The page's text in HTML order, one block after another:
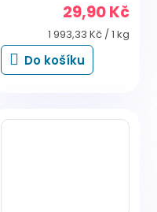
29,90 Kč
Měrná
cena:
1 993,33 Kč / 1 kg
Do košíku